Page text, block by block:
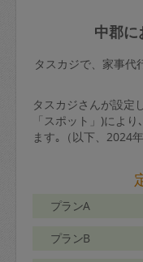
中郡に
タスカジで、家事代
タスカジさんが設定
「スポット」)によ
ます｡（以下、2024
プランA
プランB